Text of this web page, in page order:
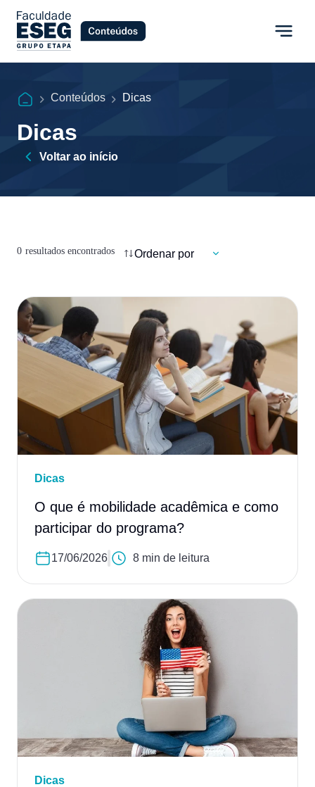
Conteúdos Dicas
Dicas
Voltar ao início
0 resultados encontrados
Dicas
O que é mobilidade acadêmica e como
participar do programa?
17/06/2026 8 min de leitura
Dicas